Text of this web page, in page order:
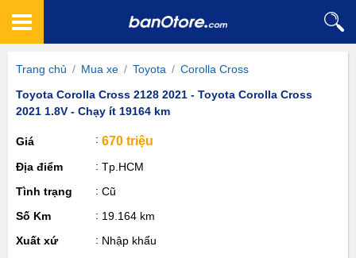
Trang chủ / Mua xe / Toyota / Corolla Cross
Toyota Corolla Cross 2128 2021 - Toyota Corolla Cross
2021 1.8V - Chạy ít 19164 km
Giá 670 triệu
Địa điểm
Tp.HCM
Tình trạng
Cũ
Số Km
19.164 km
Xuất xứ
Nhập khẩu